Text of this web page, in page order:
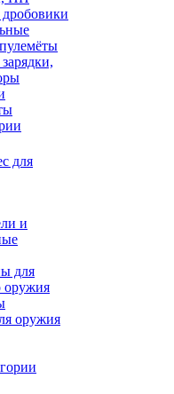
для
и
для
оружия
оружия